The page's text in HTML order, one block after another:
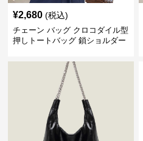
¥2,680 (税込)
チェーン バッグ クロコダイル型
押しトートバッグ 鎖ショルダー